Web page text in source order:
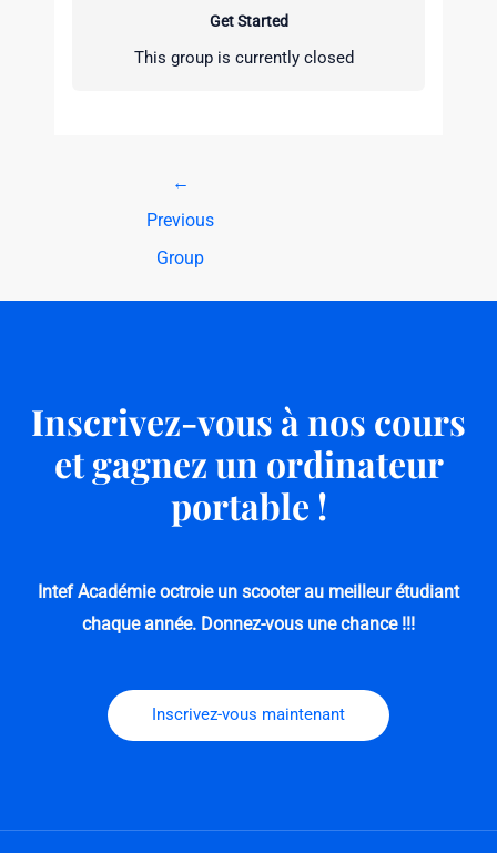
Get Started
This group is currently closed
←
Previous
Group
Inscrivez-vous à nos cours
et gagnez un ordinateur
portable !
Intef Académie octroie un scooter au meilleur étudiant
chaque année. Donnez-vous une chance !!!
Inscrivez-vous maintenant